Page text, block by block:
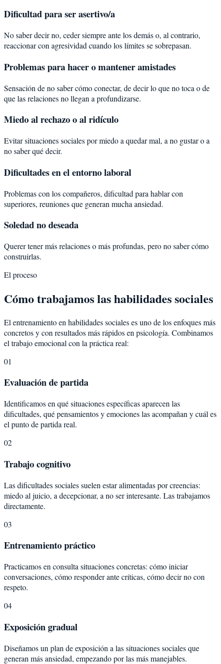
Dificultad para ser asertivo/a
No saber decir no, ceder siempre ante los demás o, al contrario,
reaccionar con agresividad cuando los límites se sobrepasan.
Problemas para hacer o mantener amistades
Sensación de no saber cómo conectar, de decir lo que no toca o de
que las relaciones no llegan a profundizarse.
Miedo al rechazo o al ridículo
Evitar situaciones sociales por miedo a quedar mal, a no gustar o a
no saber qué decir.
Dificultades en el entorno laboral
Problemas con los compañeros, dificultad para hablar con
superiores, reuniones que generan mucha ansiedad.
Soledad no deseada
Querer tener más relaciones o más profundas, pero no saber cómo
construirlas.
El proceso
Cómo trabajamos las habilidades sociales
El entrenamiento en habilidades sociales es uno de los enfoques más
concretos y con resultados más rápidos en psicología. Combinamos
el trabajo emocional con la práctica real:
01
Evaluación de partida
Identificamos en qué situaciones específicas aparecen las
dificultades, qué pensamientos y emociones las acompañan y cuál es
el punto de partida real.
02
Trabajo cognitivo
Las dificultades sociales suelen estar alimentadas por creencias:
miedo al juicio, a decepcionar, a no ser interesante. Las trabajamos
directamente.
03
Entrenamiento práctico
Practicamos en consulta situaciones concretas: cómo iniciar
conversaciones, cómo responder ante críticas, cómo decir no con
respeto.
04
Exposición gradual
Diseñamos un plan de exposición a las situaciones sociales que
generan más ansiedad, empezando por las más manejables.